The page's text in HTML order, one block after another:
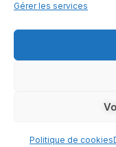
Gérer les services
Politique de cookies
+33-(0)6 84 54 37 64
31 allée